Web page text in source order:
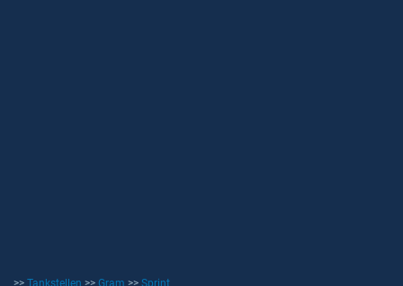
>> Tankstellen >> Gram >> Sprint